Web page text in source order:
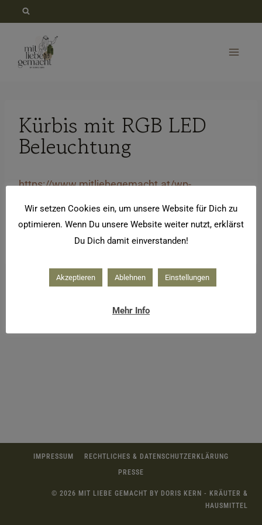
springen
Kürbis mit RGB LED
Beleuchtung
https://www.mitliebegemacht.at/wp-
content/uploads/2015/10/Kürbis-LED-
Beleuchtung.mov
Kürbis mit RGB LED Beleuchtung
IMPRESSUM
RECHTLICHES & DATENSCHUTZERKLÄRUNG
PRESSE
© 2026 MIT LIEBE GEMACHT BY DORIS KERN - KRÄUTER &
HAUSMITTEL
Wir setzen Cookies ein, um unsere Website für Dich zu
optimieren. Wenn Du unsere Website weiter nutzt, erklärst
Du Dich damit einverstanden!
Akzeptieren Ablehnen Einstellungen
Mehr Info